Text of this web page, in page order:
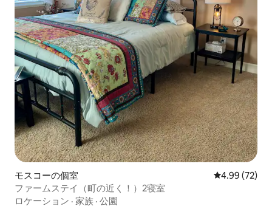
モスコーの個室 レビュー72
4.99 (72)
ファームステイ（町の近く！）2寝室
ロケーション · 家族 · 公園